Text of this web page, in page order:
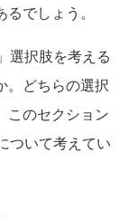
でしょう。
選択肢を考える
。どちらの選択
このセクション
ついて考えてい